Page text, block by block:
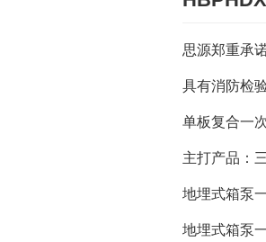
思源郑重承
具有消防检
单板复合一
主打产品：
地埋式箱泵
地埋式箱泵